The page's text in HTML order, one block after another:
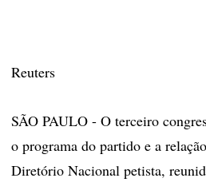
Reuters
SÃO PAULO - O terceiro
o programa do partido e a
Diretório Nacional petista,